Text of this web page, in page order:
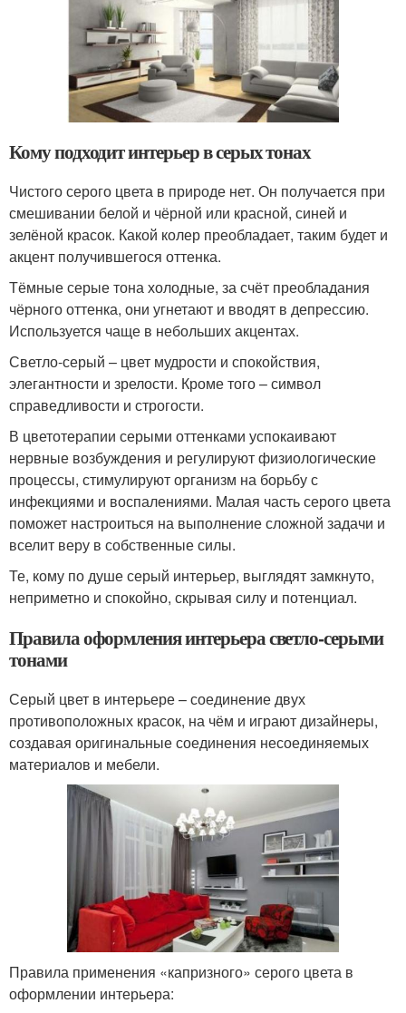
Кому подходит интерьер в серых тонах
Чистого серого цвета в природе нет. Он получается при
смешивании белой и чёрной или красной, синей и
зелёной красок. Какой колер преобладает, таким будет и
акцент получившегося оттенка.
Тёмные серые тона холодные, за счёт преобладания
чёрного оттенка, они угнетают и вводят в депрессию.
Используется чаще в небольших акцентах.
Светло-серый – цвет мудрости и спокойствия,
элегантности и зрелости. Кроме того – символ
справедливости и строгости.
В цветотерапии серыми оттенками успокаивают
нервные возбуждения и регулируют физиологические
процессы, стимулируют организм на борьбу с
инфекциями и воспалениями. Малая часть серого цвета
поможет настроиться на выполнение сложной задачи и
вселит веру в собственные силы.
Те, кому по душе серый интерьер, выглядят замкнуто,
неприметно и спокойно, скрывая силу и потенциал.
Правила оформления интерьера светло-серыми
тонами
Серый цвет в интерьере – соединение двух
противоположных красок, на чём и играют дизайнеры,
создавая оригинальные соединения несоединяемых
материалов и мебели.
Правила применения «капризного» серого цвета в
оформлении интерьера: